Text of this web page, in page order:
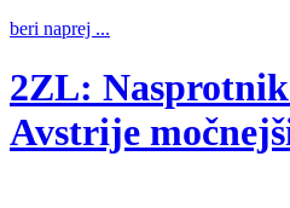
beri naprej ...
2ZL:
Avstrije